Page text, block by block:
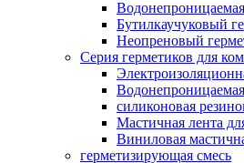
Бутилкаучуковый
Неопреновый
Серия герметиков для
силиконовая
Мастичная лента
Виниловая
герметизирующая смесь